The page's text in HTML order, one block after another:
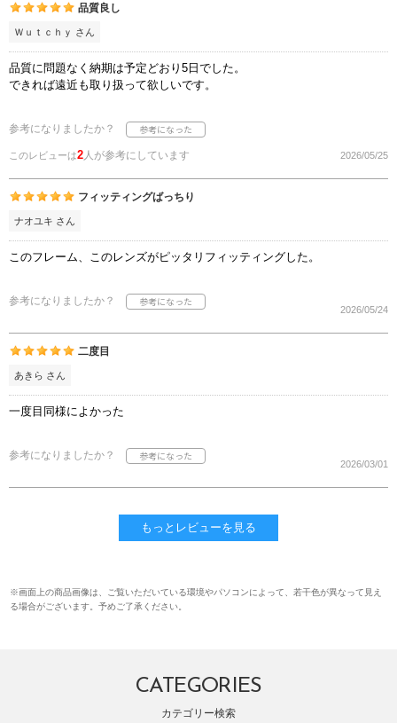
品質良し
Ｗｕｔｃｈｙ さん
品質に問題なく納期は予定どおり5日でした。
できれば遠近も取り扱って欲しいです。
参考になりましたか？
このレビューは2 人が参考にしています 2026/05/25
フィッティングばっちり
ナオユキ さん
このフレーム、このレンズがピッタリフィッティングした。
参考になりましたか？
2026/05/24
二度目
あきら さん
一度目同様によかった
参考になりましたか？
2026/03/01
もっとレビューを見る
※画面上の商品画像は、ご覧いただいている環境やパソコンによって、若干色が異なって見え
る場合がございます。予めご了承ください。
CATEGORIES
カテゴリー検索